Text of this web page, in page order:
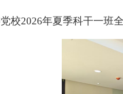
校2026年夏季科干一班